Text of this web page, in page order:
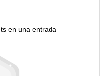
en una entrada